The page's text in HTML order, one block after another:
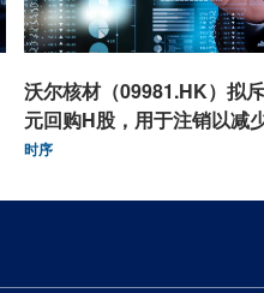
沃尔核材（09981.HK）拟
元回购H股，用于注销以减
时序